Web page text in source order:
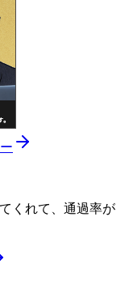
くれて、通過率が